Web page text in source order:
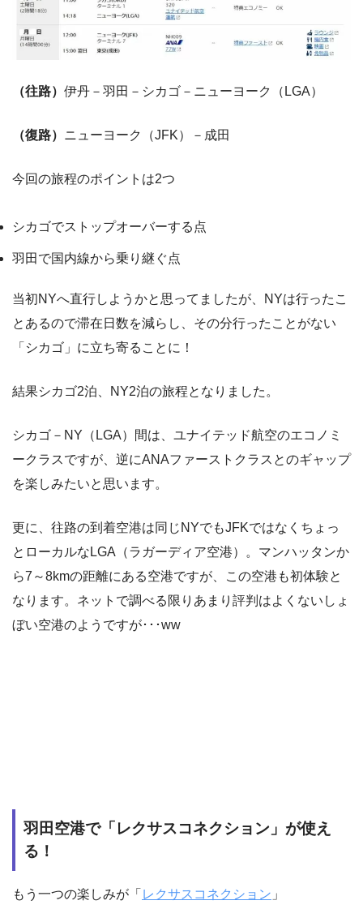
（往路） 伊丹－羽田－シカゴ－ニューヨーク（LGA）
（復路） ニューヨーク（JFK）－成田
今回の旅程のポイントは2つ
シカゴでストップオーバーする点
羽田で国内線から乗り継ぐ点
当初NYへ直行しようかと思ってましたが、NYは行ったこ
とあるので滞在日数を減らし、その分行ったことがない
「シカゴ」に立ち寄ることに！
結果シカゴ2泊、NY2泊の旅程となりました。
シカゴ－NY（LGA）間は、ユナイテッド航空のエコノミ
ークラスですが、逆にANAファーストクラスとのギャップ
を楽しみたいと思います。
更に、往路の到着空港は同じNYでもJFKではなくちょっ
とローカルなLGA（ラガーディア空港）。マンハッタンか
ら7～8kmの距離にある空港ですが、この空港も初体験と
なります。ネットで調べる限りあまり評判はよくないしょ
ぼい空港のようですが･･･ww
羽田空港で「レクサスコネクション」が使え
る！
もう一つの楽しみが「 レクサスコネクション 」